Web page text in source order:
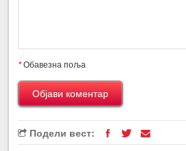
*Обавезна поља
Подели вест: